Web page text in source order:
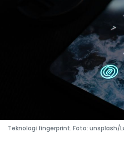
Teknologi fingerprint. Foto: unsplash/